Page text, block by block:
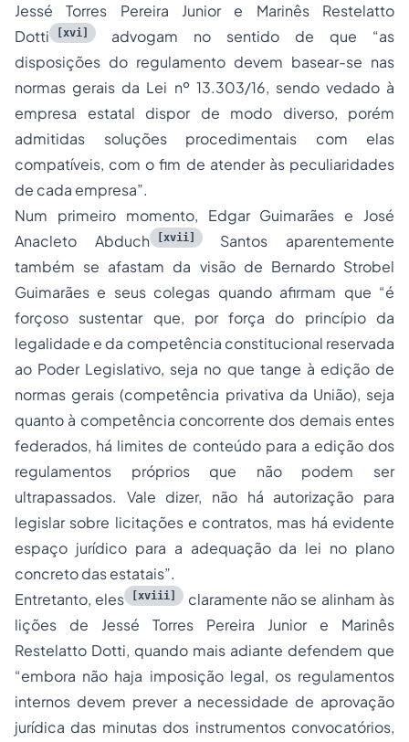
Jessé Torres Pereira Junior e Marinês Restelatto
Dotti
[xvi] advogam no sentido de que “as
disposições do regulamento devem basear-se nas
normas gerais da Lei nº 13.303/16, sendo vedado à
empresa estatal dispor de modo diverso, porém
admitidas soluções procedimentais com elas
compatíveis, com o fim de atender às peculiaridades
de cada empresa”.
Num primeiro momento, Edgar Guimarães e José
Anacleto Abduch
[xvii]
Santos aparentemente
também se afastam da visão de Bernardo Strobel
Guimarães e seus colegas quando afirmam que “é
forçoso sustentar que, por força do princípio da
legalidade e da competência constitucional reservada
ao Poder Legislativo, seja no que tange à edição de
normas gerais (competência privativa da União), seja
quanto à competência concorrente dos demais entes
federados, há limites de conteúdo para a edição dos
regulamentos próprios que não podem ser
ultrapassados. Vale dizer, não há autorização para
legislar sobre licitações e contratos, mas há evidente
espaço jurídico para a adequação da lei no plano
concreto das estatais”.
Entretanto, eles
[xviii]
claramente não se alinham às
lições de Jessé Torres Pereira Junior e Marinês
Restelatto Dotti, quando mais adiante defendem que
“embora não haja imposição legal, os regulamentos
internos devem prever a necessidade de aprovação
jurídica das minutas dos instrumentos convocatórios,